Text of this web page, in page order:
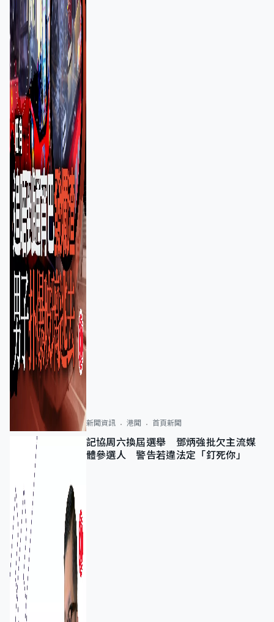
新聞資訊 港聞 首頁新聞
記協周六換屆選舉 鄧炳強批欠主流媒
體參選人 警告若違法定「釘死你」